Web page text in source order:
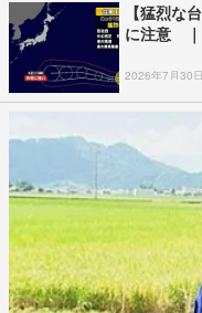
【猛烈な
に注意 ｜
2026年7月30日